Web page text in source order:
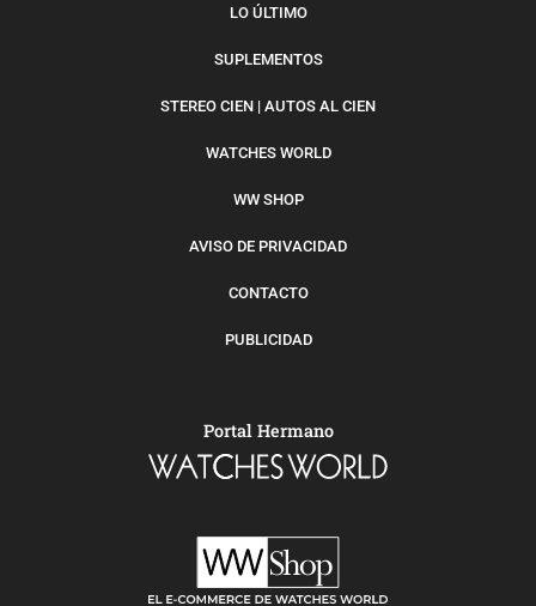
LO ÚLTIMO
SUPLEMENTOS
STEREO CIEN | AUTOS AL CIEN
WATCHES WORLD
WW SHOP
AVISO DE PRIVACIDAD
CONTACTO
PUBLICIDAD
Portal Hermano